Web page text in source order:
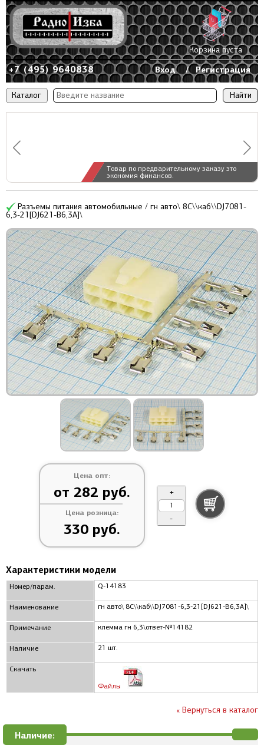
Каталог
Товар по предварительному заказу это
экономия финансов.
+7 (495) 9640838 Вход / Регистрация
Корзина пуста
Разъемы питания автомобильные / гн авто\ 8C\\каб\\DJ7081-
6,3-21[DJ621-B6,3A]\
Цена опт:
от 282 руб.
Цена розница:
330 руб.
+
-
Характеристики модели
Номер/парам.
Наименование
Примечание
Наличие
Скачать
Q-14183
гн авто\ 8C\\каб\\DJ7081-6,3-21[DJ621-B6,3A]\
клемма гн 6,3\ответ-№14182
21 шт.
Файлы
« Вернуться в каталог
Наличие: